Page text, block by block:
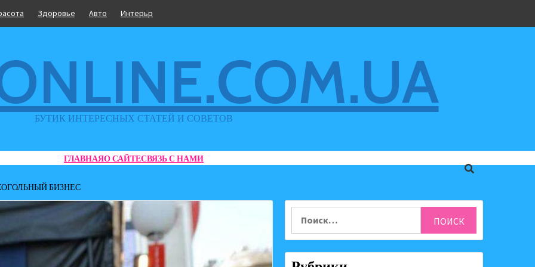
Здоровье Авто Интерьр
БУТИК ИНТЕРЕСНЫХ СТАТЕЙ И СОВЕТОВ
ГЛАВНАЯО САЙТЕСВЯЗЬ С НАМИ
БИЗНЕС